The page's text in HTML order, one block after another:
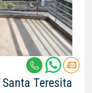
Teresita